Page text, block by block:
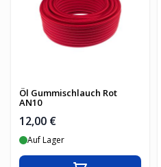
Öl Gummischlauch Rot
AN10
12,00 €
Auf Lager